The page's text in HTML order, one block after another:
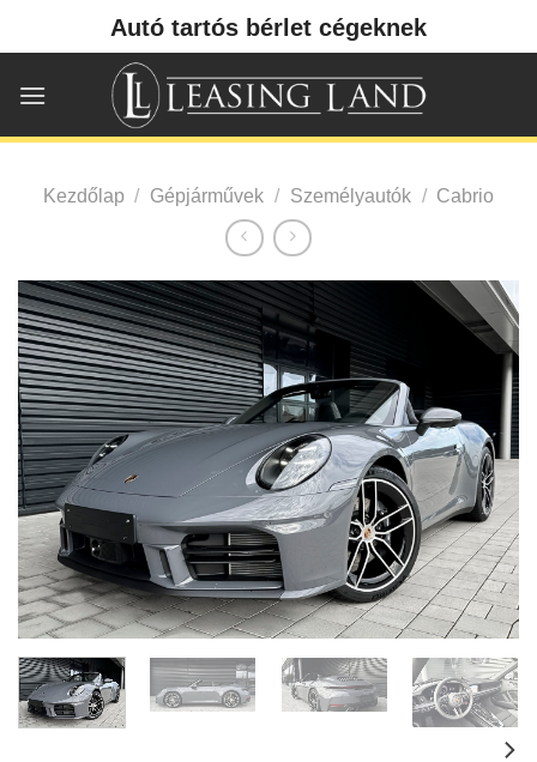
Autó tartós bérlet cégeknek
Kezdőlap / Gépjárművek / Személyautók / Cabrio